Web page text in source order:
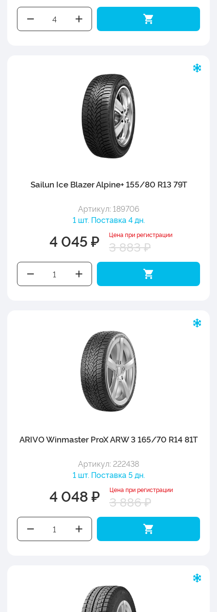
Sailun Ice Blazer Alpine+ 155/80 R13 79T
Артикул: 189706
1 шт. Поставка 4 дн.
4 045 ₽ Цена при регистрации
3 883 ₽
ARIVO Winmaster ProX ARW 3 165/70 R14 81T
Артикул: 222438
1 шт. Поставка 5 дн.
4 048 ₽ Цена при регистрации
3 886 ₽